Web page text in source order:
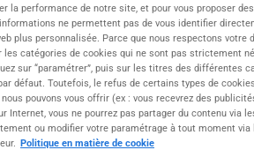
proximité, accompagne les
techniques qualifiés.
: Contrôleur
la performance de notre site, et pour vous proposer
ne permettent pas de vous identifier
plus personnalisée. Parce que nous respectons votre
les catégories de cookies qui ne sont pas strictement
sur “paramétrer”, puis sur les titres des différentes
défaut. Toutefois, le refus de certains types de
pouvons vous offrir (ex : vous recevrez des
Internet, vous ne pourrez pas partager du contenu via
ou modifier votre paramétrage à tout moment via
Politique en matière de cookie